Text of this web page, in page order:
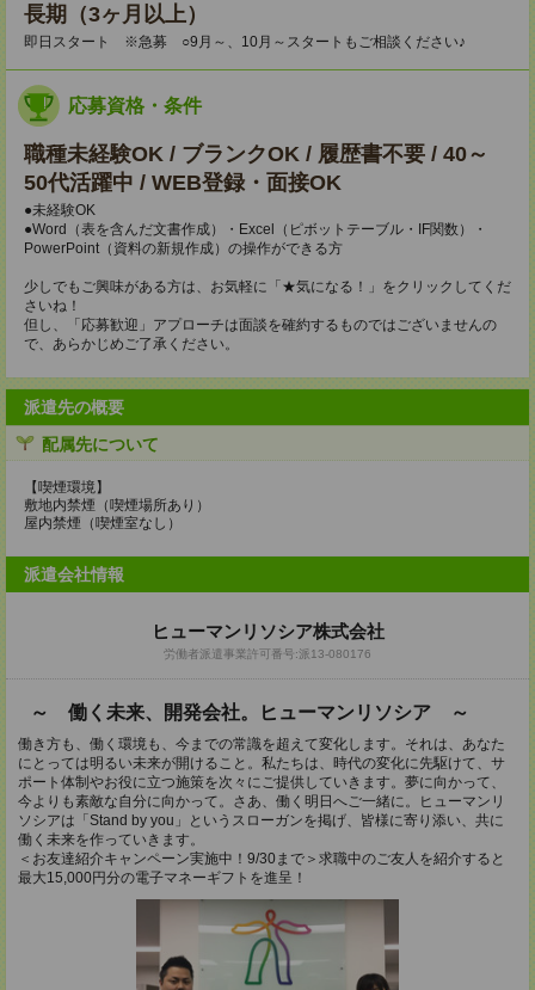
長期（3ヶ月以上）
即日スタート ※急募 ○9月～、10月～スタートもご相談ください♪
応募資格・条件
職種未経験OK / ブランクOK / 履歴書不要 / 40～
50代活躍中 / WEB登録・面接OK
●未経験OK
●Word（表を含んだ文書作成）・Excel（ピボットテーブル・IF関数）・
PowerPoint（資料の新規作成）の操作ができる方
少しでもご興味がある方は、お気軽に「★気になる！」をクリックしてくだ
さいね！
但し、「応募歓迎」アプローチは面談を確約するものではございませんの
で、あらかじめご了承ください。
派遣先の概要
配属先について
【喫煙環境】
敷地内禁煙（喫煙場所あり）
屋内禁煙（喫煙室なし）
派遣会社情報
ヒューマンリソシア株式会社
労働者派遣事業許可番号:派13-080176
～ 働く未来、開発会社。ヒューマンリソシア ～
働き方も、働く環境も、今までの常識を超えて変化します。それは、あなた
にとっては明るい未来が開けること。私たちは、時代の変化に先駆けて、サ
ポート体制やお役に立つ施策を次々にご提供していきます。夢に向かって、
今よりも素敵な自分に向かって。さあ、働く明日へご一緒に。ヒューマンリ
ソシアは「Stand by you」というスローガンを掲げ、皆様に寄り添い、共に
働く未来を作っていきます。
＜お友達紹介キャンペーン実施中！9/30まで＞求職中のご友人を紹介すると
最大15,000円分の電子マネーギフトを進呈！